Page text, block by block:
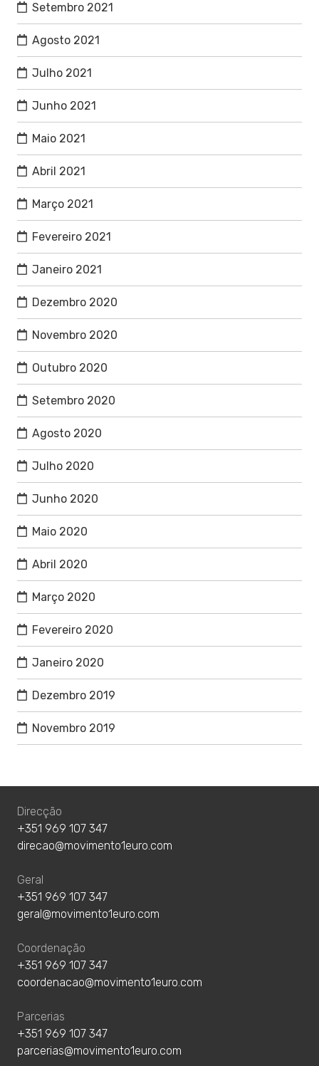
Setembro 2021
Agosto 2021
Julho 2021
Junho 2021
Maio 2021
Abril 2021
Março 2021
Fevereiro 2021
Janeiro 2021
Dezembro 2020
Novembro 2020
Outubro 2020
Setembro 2020
Agosto 2020
Julho 2020
Junho 2020
Maio 2020
Abril 2020
Março 2020
Fevereiro 2020
Janeiro 2020
Dezembro 2019
Novembro 2019
Direcção
+351 969 107 347
direcao@movimento1euro.com
Geral
+351 969 107 347
geral@movimento1euro.com
Coordenação
+351 969 107 347
coordenacao@movimento1euro.com
Parcerias
+351 969 107 347
parcerias@movimento1euro.com